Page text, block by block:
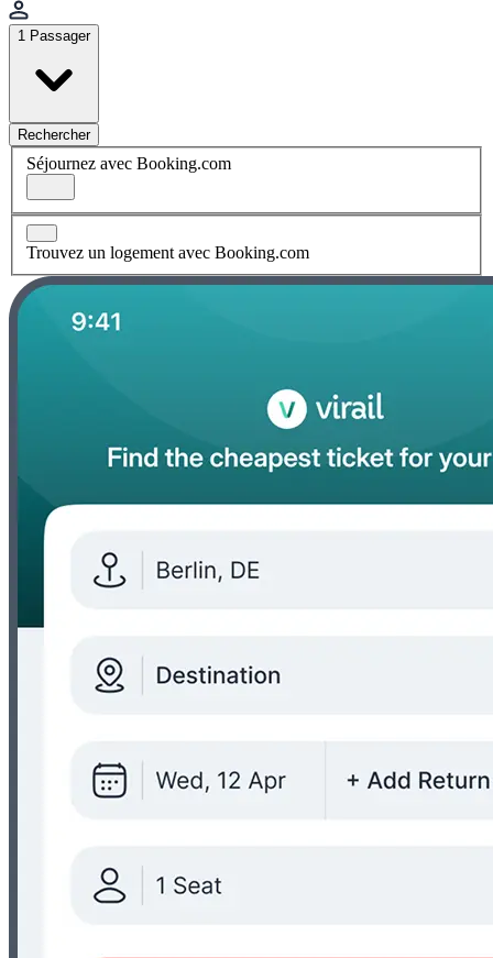
1 Passager
Rechercher
Séjournez avec Booking.com
Trouvez un logement avec Booking.com